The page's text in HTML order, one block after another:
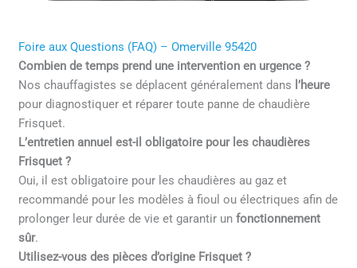
Foire aux Questions (FAQ) – Omerville 95420
Combien de temps prend une intervention en urgence ?
Nos chauffagistes se déplacent généralement dans l’heure
pour diagnostiquer et réparer toute panne de chaudière
Frisquet.
L’entretien annuel est-il obligatoire pour les chaudières
Frisquet ?
Oui, il est obligatoire pour les chaudières au gaz et
recommandé pour les modèles à fioul ou électriques afin de
prolonger leur durée de vie et garantir unfonctionnement
sûr.
Utilisez-vous des pièces d’origine Frisquet ?